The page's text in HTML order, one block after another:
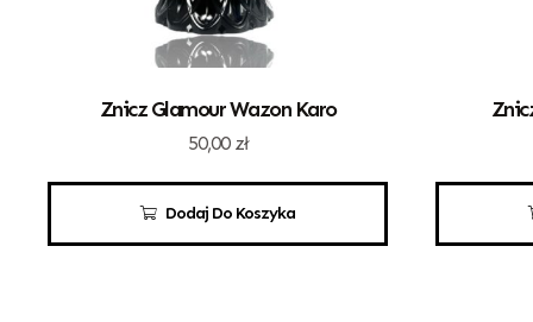
Dodaj Do Koszyka
Znicz Glamour Wazon Karo
50,00 zł